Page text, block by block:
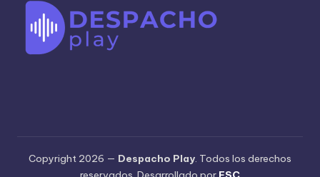
Copyright 2026 — Despacho Play. Todos los derechos